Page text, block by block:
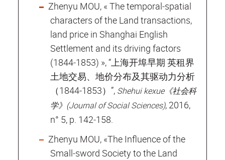
Zhenyu MOU, « The temporal‐spatial
characters of the Land transactions,
land price in Shanghai English
Settlement and its driving factors
(1844‐1853) », “上海开埠早期 英租界
土地交易、地价分布及其驱动力分析
（1844-1853）”, Shehui kexue《社会科
学》(Journal of Social Sciences), 2016,
n° 5, p. 142‐158.
Zhenyu MOU, «The Influence of the
Small‐sword Society to the Land